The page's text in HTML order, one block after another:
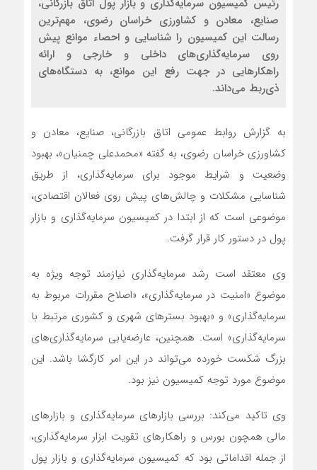
رئیس کمیسیون سرمایه‌گذاری و بازار پول اتاق بازرگانی،
صنایع، معادن و کشاورزی خراسان رضوی، مهم‌ترین
رسالت این کمیسیون را شناسایی و احصاء موانع پیش
روی سرمایه‌گذاری‌های داخلی و خارجی و ارائه
راهکارهایی در جهت رفع این موانع، به دستگاه‌های
ذی‌ربط می‌داند.
به گزارش روابط عمومی اتاق بازرگانی، صنایع، معادن و
کشاورزی خراسان رضوی، به گفته «محمدعلی چمنیان»، بهبود
وضعیت و شرایط موجود برای سرمایه‌‎گذاری، از طریق
شناسایی مشکلات و چالش‌های پیش روی فعالان اقتصادی،
موضوعی است که از ابتدا در کمیسیون سرمایه‌گذاری و بازار
پول در دستور کار قرار گرفت.
وی معتقد است رشد سرمایه‌گذاری نیازمند توجه ویژه به
موضوع «امنیت در سرمایه‌گذاری»، «اصلاح مقررات مربوط به
سرمایه‌گذاری» و «بهبود بسترهای شهری و کشوری مرتبط با
سرمایه‌گذاری» است. همچنین، عارضه‌یابی سرمایه‌گذاری‌های
بزرگ شکست خورده می‌تواند در این امر کارگشا باشد. این
موضوع مورد توجه کمیسیون نیز بود.
وی تاکید می‌کند: بررسی بازارهای سرمایه‌گذاری و بازارهای
مالی همچون بورس و راهکارهای تقویت ابزار سرمایه‌گذاری،
از جمله اقداماتی بود که کمیسیون سرمایه‌گذاری و بازار پول